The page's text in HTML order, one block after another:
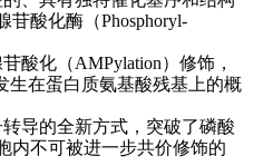
苷酸化酶（Phosphoryl-
苷酸化（AMPylation） 修饰，
生在蛋白质氨基酸残基上的概
导的全新方式，突破了磷酸
内不可被进一步共价修饰的